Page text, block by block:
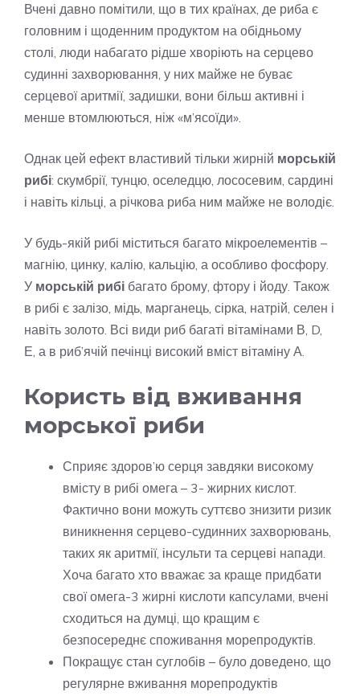
Вчені давно помітили, що в тих країнах, де риба є
головним і щоденним продуктом на обідньому
столі, люди набагато рідше хворіють на серцево
судинні захворювання, у них майже не буває
серцевої аритмії, задишки, вони більш активні і
менше втомлюються, ніж «м’ясоїди».
Однак цей ефект властивий тільки жирній морській
рибі: скумбрії, тунцю, оселедцю, лососевим, сардині
і навіть кільці, а річкова риба ним майже не володіє.
У будь-якій рибі міститься багато мікроелементів –
магнію, цинку, калію, кальцію, а особливо фосфору.
У морській рибі багато брому, фтору і йоду. Також
в рибі є залізо, мідь, марганець, сірка, натрій, селен і
навіть золото. Всі види риб багаті вітамінами В, D,
Е, а в риб’ячій печінці високий вміст вітаміну А.
Користь від вживання
морської риби
Сприяє здоров’ю серця завдяки високому
вмісту в рибі омега – 3- жирних кислот.
Фактично вони можуть суттєво знизити ризик
виникнення серцево-судинних захворювань,
таких як аритмії, інсульти та серцеві напади.
Хоча багато хто вважає за краще придбати
свої омега-3 жирні кислоти капсулами, вчені
сходиться на думці, що кращим є
безпосереднє споживання морепродуктів.
Покращує стан суглобів – було доведено, що
регулярне вживання морепродуктів